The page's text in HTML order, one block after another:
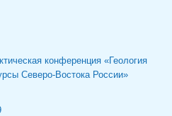
конференция «Геология
Северо-Востока России»